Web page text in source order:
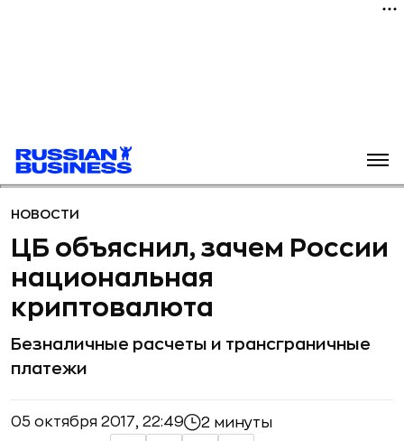
НОВОСТИ
ЦБ объяснил, зачем России
национальная
криптовалюта
Безналичные расчеты и трансграничные
платежи
05 октября 2017, 22:49 2 минуты